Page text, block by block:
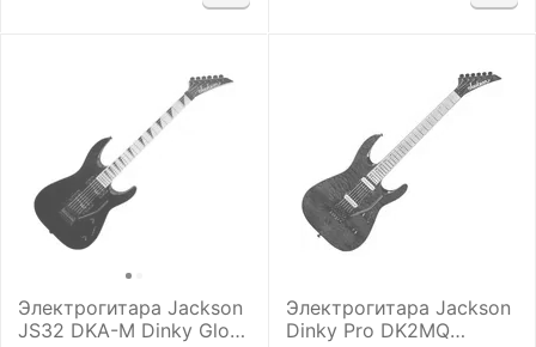
Электрогитара Jackson
JS32 DKA-M Dinky Gloss
Электрогитара Jackson
Dinky Pro DK2MQ